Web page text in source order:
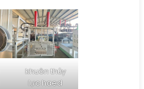
khuôn thủy
lực haed